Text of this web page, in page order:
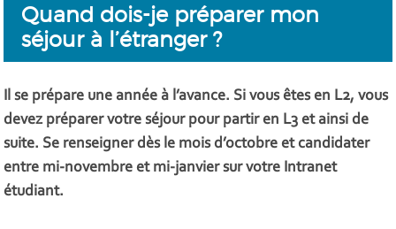
Quand dois-je préparer mon
séjour à l’étranger ?
Il se prépare une année à l’avance. Si vous êtes en L2, vous
devez préparer votre séjour pour partir en L3 et ainsi de
suite. Se renseigner dès le mois d’octobre et candidater
entre mi-novembre et mi-janvier sur votre Intranet
étudiant.